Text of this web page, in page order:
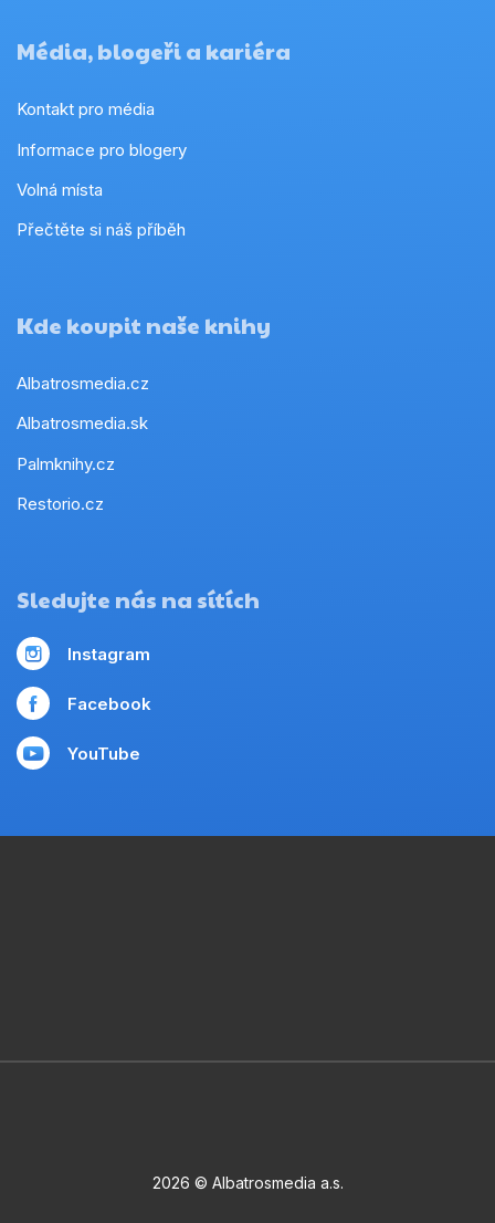
Média, blogeři a kariéra
Kontakt pro média
Informace pro blogery
Volná místa
Přečtěte si náš příběh
Kde koupit naše knihy
Albatrosmedia.cz
Albatrosmedia.sk
Palmknihy.cz
Restorio.cz
Sledujte nás na sítích
Instagram
Facebook
YouTube
2026 © Albatrosmedia a.s.